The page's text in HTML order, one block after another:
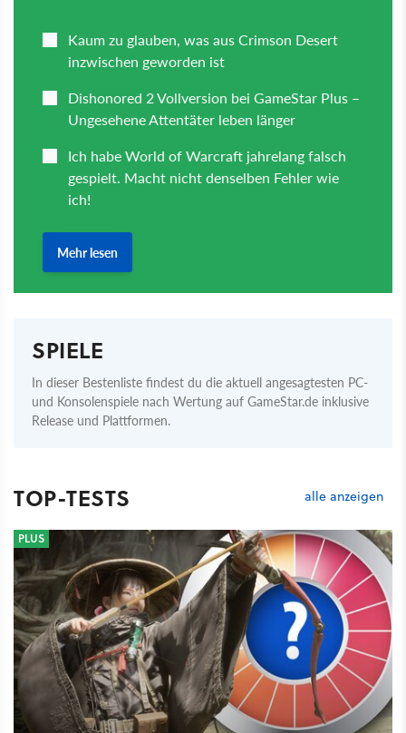
SPIELE
In dieser Bestenliste findest du die aktuell angesagtesten PC-
und Konsolenspiele nach Wertung auf GameStar.de inklusive
Release und Plattformen.
TOP-TESTS alle anzeigen
PLUS